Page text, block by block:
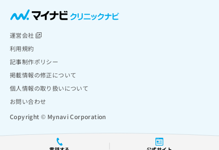
運営会社
利用規約
記事制作ポリシー
掲載情報の修正について
個人情報の取り扱いについて
お問い合わせ
Copyright © Mynavi Corporation